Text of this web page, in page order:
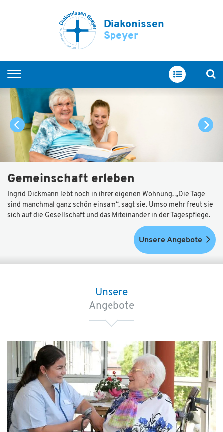
Diakonissen
Speyer
Startseite
Im Überblick
Servicewohnen
Pflege und Betreuung
Gemeinschaft erleben
Ingrid Dickmann lebt noch in ihrer eigenen Wohnung. „Die Tage
sind manchmal ganz schön einsam“, sagt sie. Umso mehr freut sie
sich auf die Gesellschaft und das Miteinander in der Tagespflege.
Unsere Angebote
Unsere
Angebote